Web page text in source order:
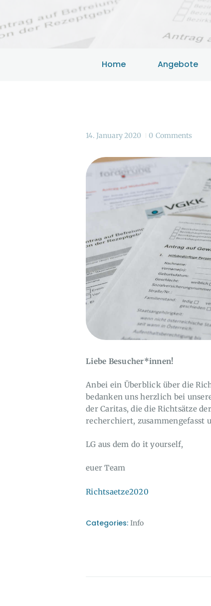
Home Angebote
14. January 2020 0 Comments
Liebe Besucher*innen!
Anbei ein Überblick über die
bedanken uns herzlich bei
der Caritas, die die Richtsätze
recherchiert, zusammengefasst
LG aus dem do it yourself,
euer Team
Richtsaetze2020
Categories: Info